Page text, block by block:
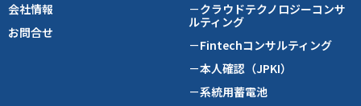
会社情報
お問合せ
－クラウドテクノロジーコンサ
ルティング
－Fintechコンサルティング
－本人確認（JPKI）
－系統用蓄電池